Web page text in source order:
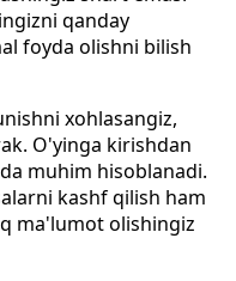
qanday
foyda olishni bilish
xohlasangiz,
O'yinga kirishdan
muhim hisoblanadi.
kashf qilish ham
ma'lumot olishingiz